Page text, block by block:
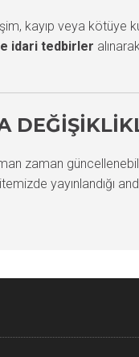
kayıp veya kötüye
idari tedbirler
zaman
yayınlandığı